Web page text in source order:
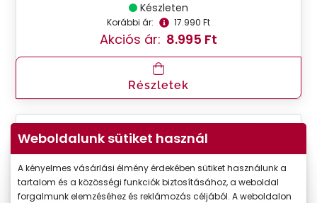
Készleten
Korábbi ár: 17.990 Ft
Akciós ár: 8.995 Ft
Részletek
-50%
Weboldalunk sütiket használ
A kényelmes vásárlási élmény érdekében sütiket használunk a
tartalom és a közösségi funkciók biztosításához, a weboldal
forgalmunk elemzéséhez és reklámozás céljából. A weboldalon